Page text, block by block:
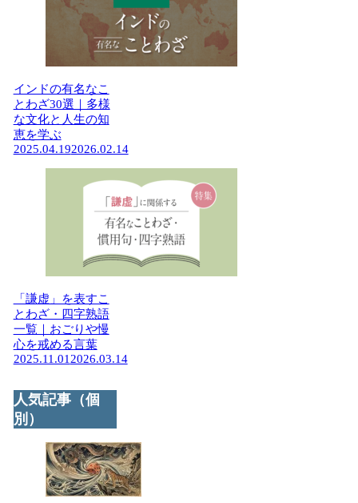
インドの有名なこ
とわざ30選｜多様
な文化と人生の知
恵を学ぶ
2025.04.192026.02.14
「謙虚」を表すこ
とわざ・四字熟語
一覧｜おごりや慢
心を戒める言葉
2025.11.01 2026.03.14
人気記事（個
別）